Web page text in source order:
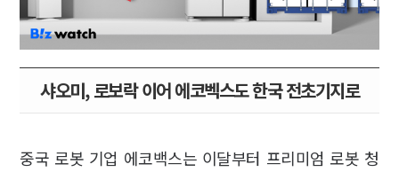
샤오미, 로보락 이어 에코벡스도 한국 전초기지로
중국 로봇 기업 에코백스는 이달부터 프리미엄 로봇 청